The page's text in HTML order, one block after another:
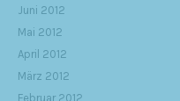
Juni 2012
Mai 2012
April 2012
März 2012
Februar 2012